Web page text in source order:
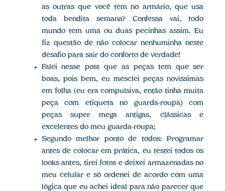
as outras que você tem no armário, que usa
toda bendita semana? Confessa vai, todo
mundo tem uma ou duas pecinhas assim. Eu
fiz questão de não colocar nenhuminha neste
desafio para sair do conforto de verdade!
Falei nesse post que as peças tem que ser
boas, pois bem, eu mesclei peças novíssimas
em folha (eu era compulsiva, então tinha muita
peça com etiqueta no guarda-roupa) com
peças super mega antigas, clássicas e
excelentes do meu guarda-roupa;
Segundo melhor ponto de todos: Programar
antes de colocar em prática, eu testei todos os
looks antes, tirei fotos e deixei armazenadas no
meu celular e só ordenei de acordo com uma
lógica que eu achei ideal para não parecer que